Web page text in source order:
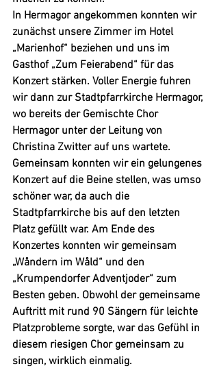
In Hermagor angekommen konnten wir
zunächst unsere Zimmer im Hotel
„Marienhof“ beziehen und uns im
Gasthof „Zum Feierabend“ für das
Konzert stärken. Voller Energie fuhren
wir dann zur Stadtpfarrkirche Hermagor,
wo bereits der Gemischte Chor
Hermagor unter der Leitung von
Christina Zwitter auf uns wartete.
Gemeinsam konnten wir ein gelungenes
Konzert auf die Beine stellen, was umso
schöner war, da auch die
Stadtpfarrkirche bis auf den letzten
Platz gefüllt war. Am Ende des
Konzertes konnten wir gemeinsam
„Wåndern im Wåld“ und den
„Krumpendorfer Adventjoder“ zum
Besten geben. Obwohl der gemeinsame
Auftritt mit rund 90 Sängern für leichte
Platzprobleme sorgte, war das Gefühl in
diesem riesigen Chor gemeinsam zu
singen, wirklich einmalig.